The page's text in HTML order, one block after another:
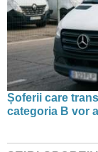
Șoferii care
categoria B vor